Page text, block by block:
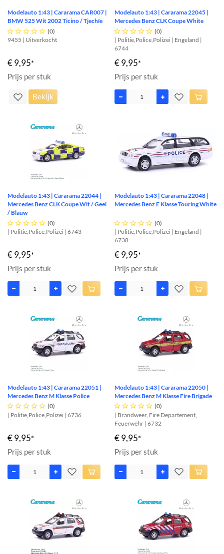
Modelauto 1:43 | Cararama CAR007 |
BMW 525 Wit 2002 Ticino / Tjechïe
     (0)
9455 | Uitverkocht
€ 9,95*
Prijs per stuk
Bekijk
Modelauto 1:43 | Cararama 22045 |
Mercedes Benz CLK Coupe White
     (0)
| Politie,Police,Polizei | Engeland |
6744
€ 9,95*
Prijs per stuk
Modelauto 1:43 | Cararama 22044 |
Mercedes Benz CLK Coupe Wit / Geel
/ Blauw
     (0)
| Politie,Police,Polizei | 6743
€ 9,95*
Prijs per stuk
Modelauto 1:43 | Cararama 22048 |
Mercedes Benz E Klasse Touring White
     (0)
| Politie,Police,Polizei | Engeland |
6738
€ 9,95*
Prijs per stuk
Modelauto 1:43 | Cararama 22051 |
Mercedes Benz M Klasse Police
     (0)
| Politie,Police,Polizei | 6736
€ 9,95*
Prijs per stuk
Modelauto 1:43 | Cararama 22050 |
Mercedes Benz M Klasse Fire Brigade
     (0)
| Brandweer, Fire Departement,
Feuerwehr | 6732
€ 9,95*
Prijs per stuk